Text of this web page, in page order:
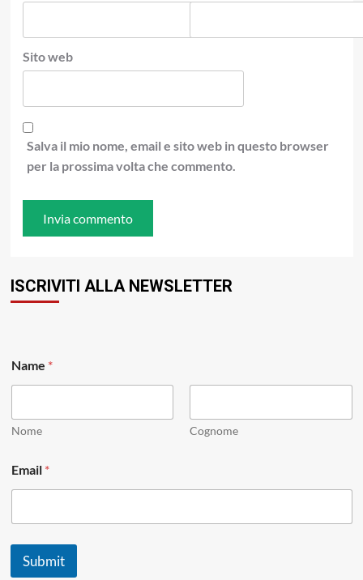
Sito web
Salva il mio nome, email e sito web in questo browser
per la prossima volta che commento.
ISCRIVITI ALLA NEWSLETTER
Name *
Nome Cognome
a
m
*
m
Email *
Submit